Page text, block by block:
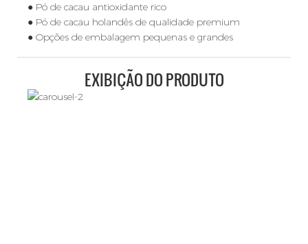
● Pó de cacau antioxidante rico
● Pó de cacau holandês de qualidade premium
● Opções de embalagem pequenas e grandes
EXIBIÇÃO DO PRODUTO